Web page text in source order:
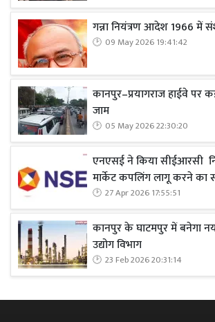
गन्ना नियंत्रण आदेश 1966 में
09 May 2026 19:41:42
कानपुर–प्रयागराज हाईवे पर
जाम
05 May 2026 22:30:20
एनएसई ने किया सीईआरसी
मार्केट कपलिंग लागू करने का
27 Apr 2026 17:55:51
कानपुर के घाटमपुर में बनेगा
उद्योग विभाग
23 Feb 2026 20:31:14